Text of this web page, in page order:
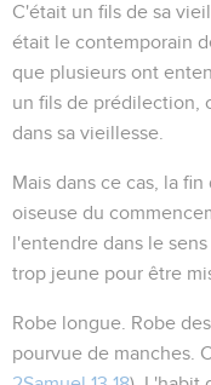
C'était un fils de sa
était le contemporain
que plusieurs ont
un fils de prédilection
dans sa vieillesse.
Mais dans ce cas, la
oiseuse du
l'entendre dans le
trop jeune pour être
Robe longue . Robe
pourvue de manches.